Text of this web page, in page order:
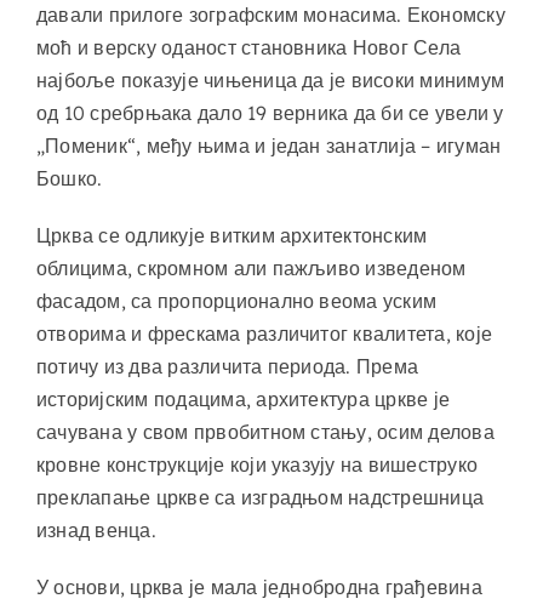
давали прилоге зографским монасима. Економску
моћ и верску оданост становника Новог Села
најбоље показује чињеница да је високи минимум
од 10 сребрњака дало 19 верника да би се увели у
„Поменик“, међу њима и један занатлија – игуман
Бошко.
Црква се одликује витким архитектонским
облицима, скромном али пажљиво изведеном
фасадом, са пропорционално веома уским
отворима и фрескама различитог квалитета, које
потичу из два различита периода. Према
историјским подацима, архитектура цркве је
сачувана у свом првобитном стању, осим делова
кровне конструкције који указују на вишеструко
преклапање цркве са изградњом надстрешница
изнад венца.
У основи, црква је мала једнобродна грађевина